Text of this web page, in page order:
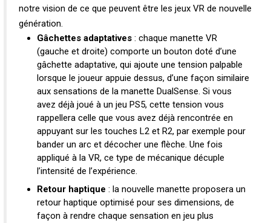
notre vision de ce que peuvent être les jeux VR de nouvelle
génération.
Gâchettes adaptatives : chaque manette VR
(gauche et droite) comporte un bouton doté d’une
gâchette adaptative, qui ajoute une tension palpable
lorsque le joueur appuie dessus, d’une façon similaire
aux sensations de la manette DualSense. Si vous
avez déjà joué à un jeu PS5, cette tension vous
rappellera celle que vous avez déjà rencontrée en
appuyant sur les touches L2 et R2, par exemple pour
bander un arc et décocher une flèche. Une fois
appliqué à la VR, ce type de mécanique décuple
l’intensité de l’expérience.
Retour haptique : la nouvelle manette proposera un
retour haptique optimisé pour ses dimensions, de
façon à rendre chaque sensation en jeu plus